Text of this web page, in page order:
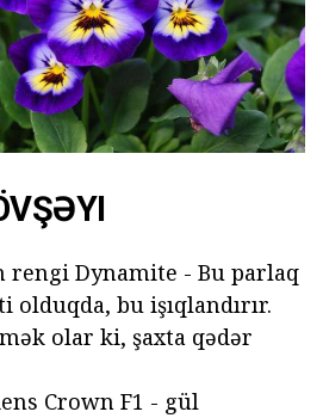
rengi Dynamite - Bu parlaq
olduqda, bu işıqlandırır.
olar ki, şaxta qədər
Crown F1 - gül